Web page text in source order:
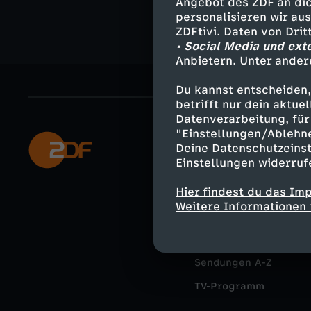
personalisieren wir
ZDFtivi. Daten von
• Social Media und
Anbietern. Unter
Du kannst
betrifft nur dein
Datenverarbeitung,
"Einstellungen/
Deine
Einstellungen
Hier findest du das
Weitere
Mehr ZDF
ZDF-Apps
Smart TV
ZDFtext
Sendungen A-Z
TV-Programm